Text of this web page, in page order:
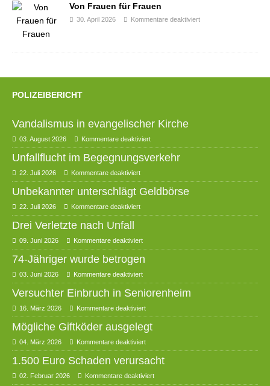
Von Frauen für Frauen
30. April 2026 Kommentare deaktiviert
POLIZEIBERICHT
Vandalismus in evangelischer Kirche
03. August 2026 Kommentare deaktiviert
Unfallflucht im Begegnungsverkehr
22. Juli 2026 Kommentare deaktiviert
Unbekannter unterschlägt Geldbörse
22. Juli 2026 Kommentare deaktiviert
Drei Verletzte nach Unfall
09. Juni 2026 Kommentare deaktiviert
74-Jähriger wurde betrogen
03. Juni 2026 Kommentare deaktiviert
Versuchter Einbruch in Seniorenheim
16. März 2026 Kommentare deaktiviert
Mögliche Giftköder ausgelegt
04. März 2026 Kommentare deaktiviert
1.500 Euro Schaden verursacht
02. Februar 2026 Kommentare deaktiviert